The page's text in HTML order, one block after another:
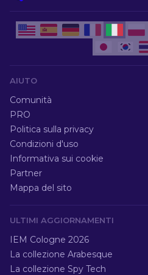
AIUTO
Comunità
PRO
Politica sulla privacy
Condizioni d'uso
Informativa sui cookie
Partner
Mappa del sito
ULTIMI AGGIORNAMENTI
IEM Cologne 2026
La collezione Arabesque
La collezione Spy Tech